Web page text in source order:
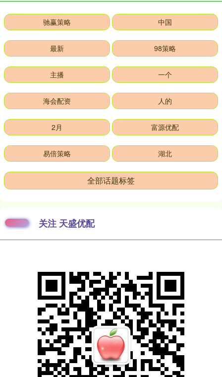
驰赢策略 中国
最新 98策略
主播 一个
海会配资 人的
2月 富源优配
易倍策略 湖北
全部话题标签
关注 天盛优配